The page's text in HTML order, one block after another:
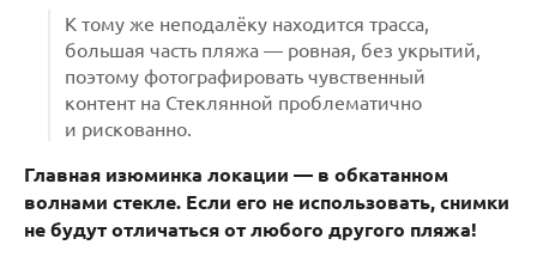
К тому же неподалёку находится трасса,
большая часть пляжа — ровная, без укрытий,
поэтому фотографировать чувственный
контент на Стеклянной проблематично
и рискованно.
Главная изюминка локации — в обкатанном
волнами стекле. Если его не использовать, снимки
не будут отличаться от любого другого пляжа!